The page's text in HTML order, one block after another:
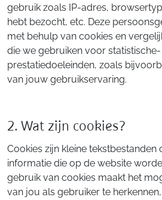
gebruik zoals IP-adres,
hebt bezocht, etc. Deze
met behulp van cookies en
die we gebruiken voor
prestatiedoeleinden, zoals
van jouw gebruikservaring.
2. Wat zijn cookies?
Cookies zijn kleine tekstbestanden
informatie die op de website
gebruik van cookies maakt het
van jou als gebruiker te